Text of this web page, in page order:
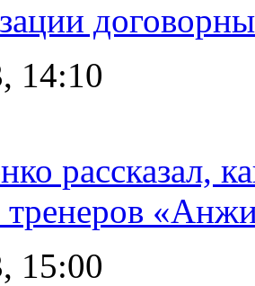
14:10
рассказал,
тренеров
15:00